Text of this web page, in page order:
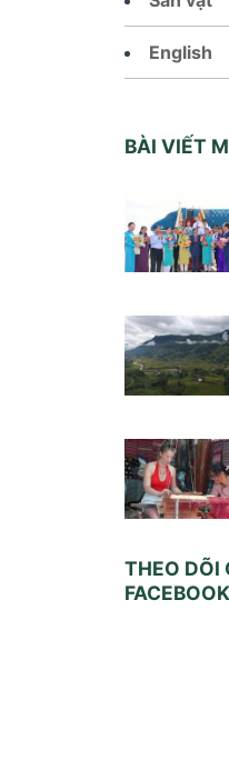
English
BÀI VIẾT
THEO DÕI
FACEBOOK